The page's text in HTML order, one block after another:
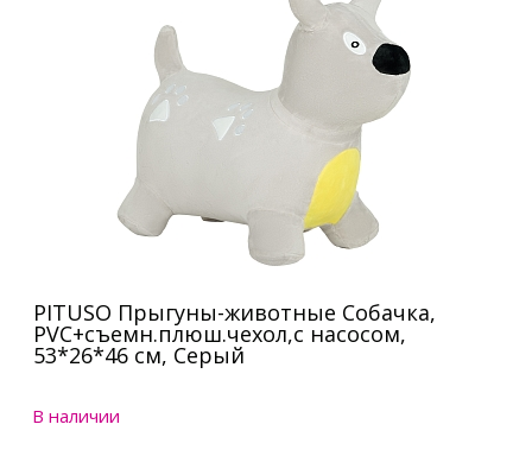
PITUSO Прыгуны-животные Собачка,
PVC+съемн.плюш.чехол,с насосом,
53*26*46 см, Серый
В наличии